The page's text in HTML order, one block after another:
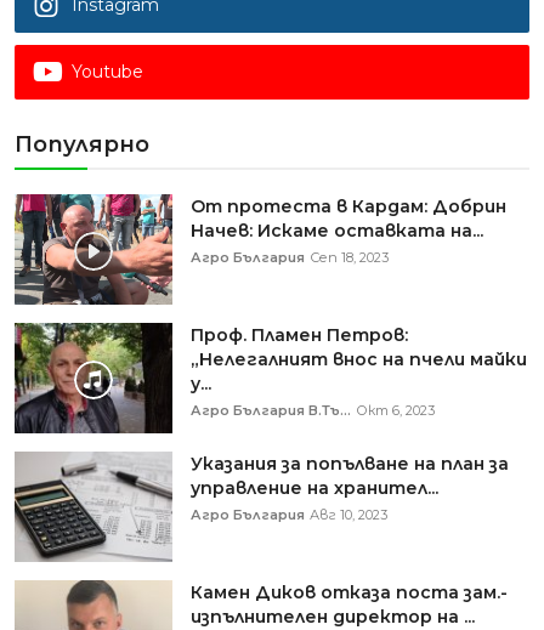
Instagram
Youtube
Популярно
От протеста в Кардам: Добрин
Начев: Искаме оставката на...
Агро България Сеп 18, 2023
Проф. Пламен Петров:
„Нелегалният внос на пчели майки
у...
Агро България В.Тъ... Окт 6, 2023
Указания за попълване на план за
управление на хранител...
Агро България Авг 10, 2023
Камен Диков отказа поста зам.-
изпълнителен директор на ...